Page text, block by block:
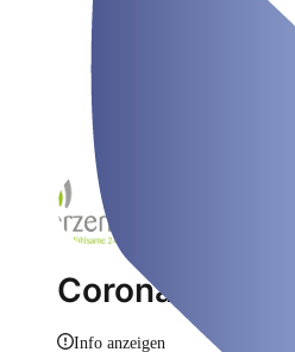
Corona
Info anzeigen